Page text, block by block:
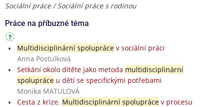
Sociální práce / Sociální práce s rodinou
Práce na příbuzné téma
Multidisciplinární spoluprácev sociální práci
Anna Postulková
Setkání okolo dítěte jako metoda multidisciplinární
spolupráceu dětí se specifickými potřebami
Monika MATULOVÁ
Cesta z krize. Multidisciplinární spoluprácev procesu